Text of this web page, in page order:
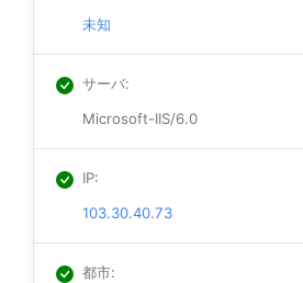
未知
サーバ:
Microsoft-IIS/6.0
IP:
103.30.40.73
都市: